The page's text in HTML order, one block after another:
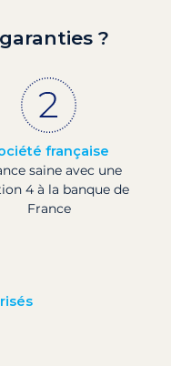
?
française
saine avec une
4 à la banque de
France